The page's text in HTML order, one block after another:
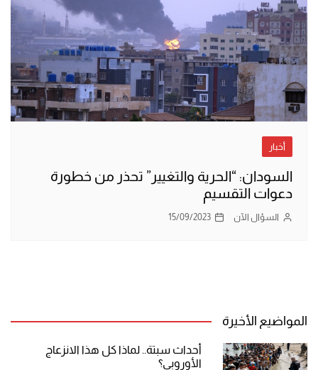
أخبار
السودان: “الحرية والتغيير” تحذر من خطورة
دعوات التقسيم
السؤال الآن 15/09/2023
المواضيع الأخيرة
أحداث سبتة.. لماذا كل هذا الانزعاج
الأوروبي؟